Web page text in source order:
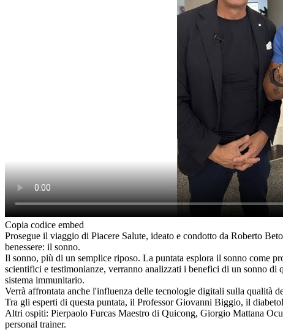
Copia codice embed
Prosegue il viaggio di Piacere Salute, ideato e condotto da Roberto
benessere: il sonno.
Il sonno, più di un semplice riposo. La puntata esplora il sonno come
scientifici e testimonianze, verranno analizzati i benefici di un sonno di
sistema immunitario.
Verrà affrontata anche l'influenza delle tecnologie digitali sulla qualità
Tra gli esperti di questa puntata, il Professor Giovanni Biggio, il
Altri ospiti: Pierpaolo Furcas Maestro di Quicong, Giorgio Mattana
personal trainer.